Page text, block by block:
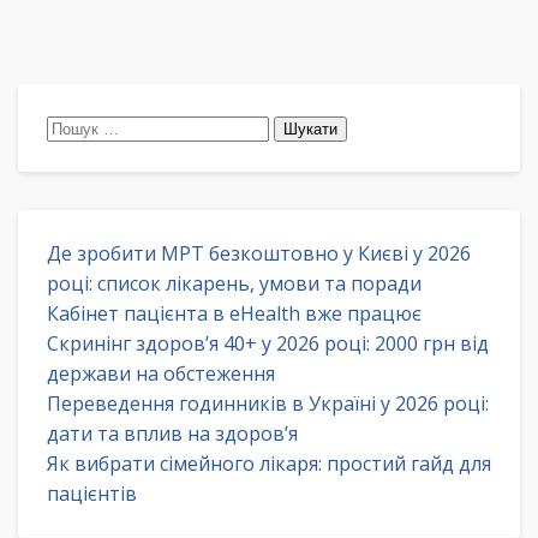
Пошук:
Де зробити МРТ безкоштовно у Києві у 2026
році: список лікарень, умови та поради
Кабінет пацієнта в eHealth вже працює
Скринінг здоров’я 40+ у 2026 році: 2000 грн від
держави на обстеження
Переведення годинників в Україні у 2026 році:
дати та вплив на здоров’я
Як вибрати сімейного лікаря: простий гайд для
пацієнтів